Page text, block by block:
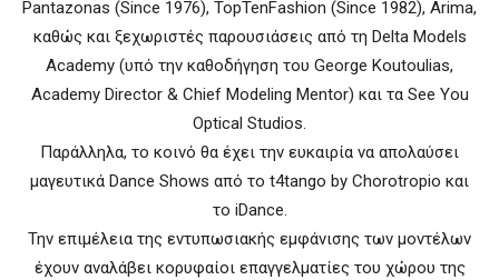
Pantazonas (Since 1976), TopTenFashion (Since 1982), Arima,
καθώς και ξεχωριστές παρουσιάσεις από τη Delta Models
Academy (υπό την καθοδήγηση του George Koutoulias,
Academy Director & Chief Modeling Mentor) και τα See You
Optical Studios.
Παράλληλα, το κοινό θα έχει την ευκαιρία να απολαύσει
μαγευτικά Dance Shows από το t4tango by Chorotropio και
το iDance.
Την επιμέλεια της εντυπωσιακής εμφάνισης των μοντέλων
έχουν αναλάβει κορυφαίοι επαγγελματίες του χώρου της